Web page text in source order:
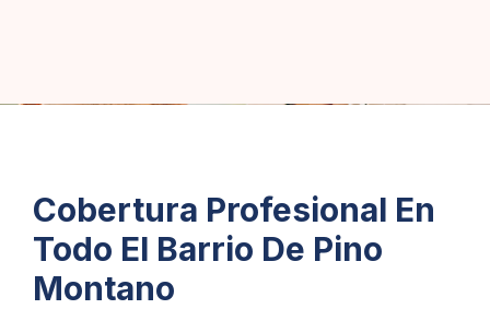
Cobertura Profesional En
Todo El Barrio De Pino
Montano